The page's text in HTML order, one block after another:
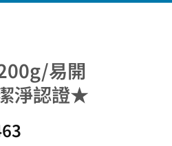
易開
淨認證★
目